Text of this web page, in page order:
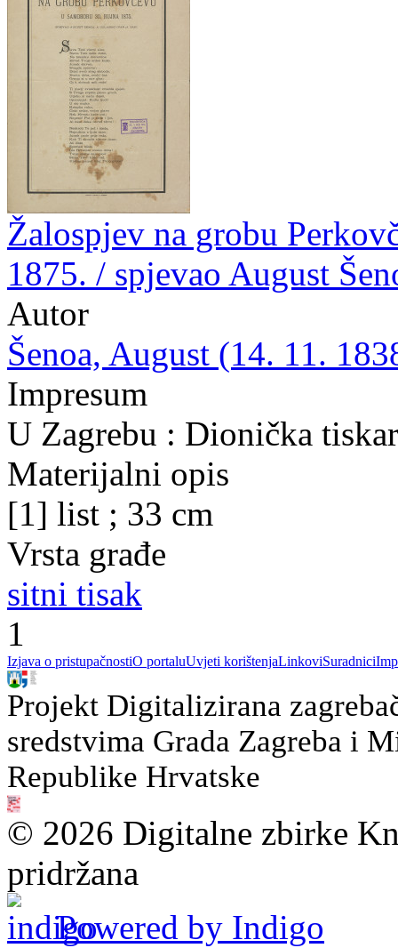
Žalospjev na grobu
1875. / spjevao August
Autor
Šenoa, August (14. 11.
Impresum
U Zagrebu : Dionička
Materijalni opis
[1] list ; 33 cm
Vrsta građe
sitni tisak
1
Izjava o pristupačnostiO portaluUvjeti korištenjaLinkoviSuradnici
Projekt Digitalizirana
sredstvima Grada Zagreba i
Republike Hrvatske
© 2026 Digitalne zbirke
pridržana
Powered by Indigo